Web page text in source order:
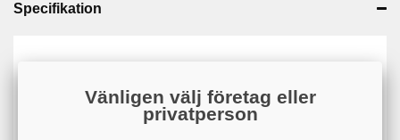
Specifikation
Web - artikelgrupp KS000102
Web - artikelgruppering
Vänligen välj företag eller
privatperson